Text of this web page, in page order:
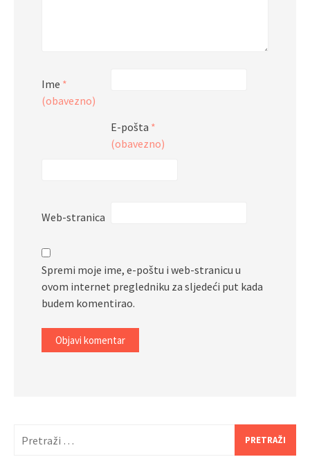
Ime *
(obavezno)
E-pošta *
(obavezno)
Web-stranica
Spremi moje ime, e-poštu i web-stranicu u
ovom internet pregledniku za sljedeći put kada
budem komentirao.